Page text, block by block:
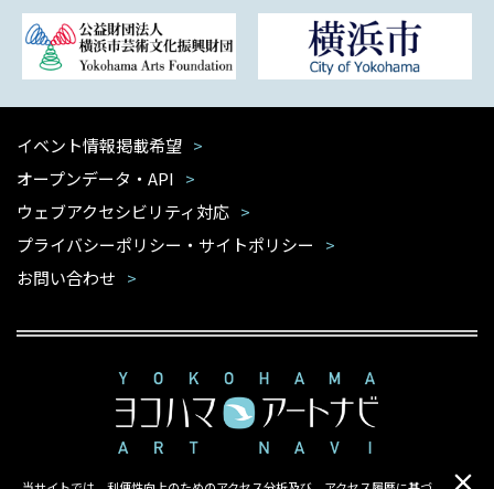
イベント情報掲載希望
オープンデータ・API
ウェブアクセシビリティ対応
プライバシーポリシー・サイトポリシー
お問い合わせ